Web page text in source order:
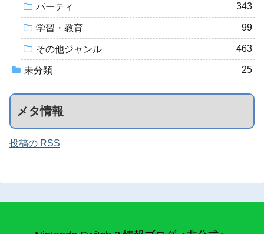
パーティ 343
学習・教育 99
その他ジャンル 463
未分類 25
メタ情報
投稿の RSS